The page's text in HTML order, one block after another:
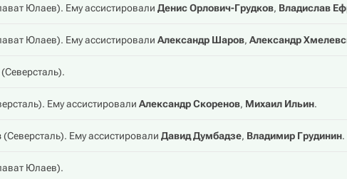
Юлаев). Ему ассистировали Денис Орлович-Грудков, Владислав
Юлаев). Ему ассистировали Александр Шаров, Александр
(Северсталь).
). Ему ассистировали Александр Скоренов, Михаил Ильин.
(Северсталь). Ему ассистировали Давид Думбадзе, Владимир Грудинин.
Юлаев).